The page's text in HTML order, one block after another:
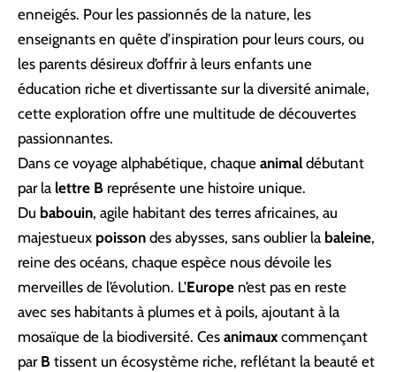
enneigés. Pour les passionnés de la nature, les
enseignants en quête d’inspiration pour leurs cours, ou
les parents désireux d’offrir à leurs enfants une
éducation riche et divertissante sur la diversité animale,
cette exploration offre une multitude de découvertes
passionnantes.
Dans ce voyage alphabétique, chaque animal débutant
par la lettre B représente une histoire unique.
Du babouin, agile habitant des terres africaines, au
majestueux poisson des abysses, sans oublier la baleine,
reine des océans, chaque espèce nous dévoile les
merveilles de l’évolution. L’Europe n’est pas en reste
avec ses habitants à plumes et à poils, ajoutant à la
mosaïque de la biodiversité. Ces animaux commençant
par B tissent un écosystème riche, reflétant la beauté et